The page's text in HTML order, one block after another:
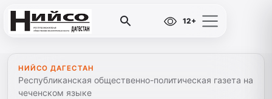
12+
НИЙСО ДАГЕСТАН
Республиканская общественно-политическая газета на
чеченском языке